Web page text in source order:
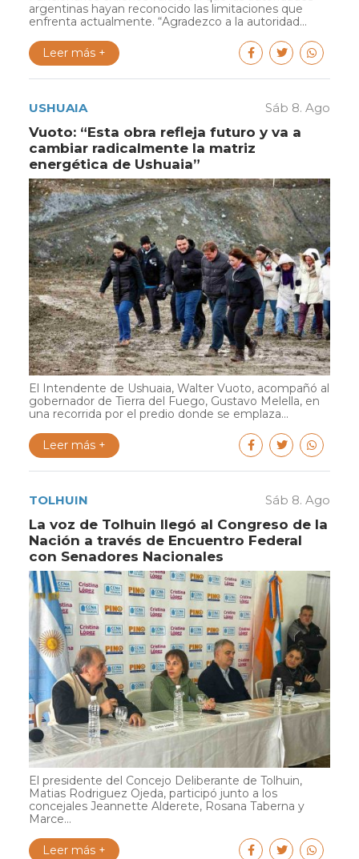
argentinas hayan reconocido las limitaciones que
enfrenta actualmente. “Agradezco a la autoridad...
Leer más +
USHUAIA Sáb 8. Ago
Vuoto: “Esta obra refleja futuro y va a
cambiar radicalmente la matriz
energética de Ushuaia”
El Intendente de Ushuaia, Walter Vuoto, acompañó al
gobernador de Tierra del Fuego, Gustavo Melella, en
una recorrida por el predio donde se emplaza...
Leer más +
TOLHUIN Sáb 8. Ago
La voz de Tolhuin llegó al Congreso de la
Nación a través de Encuentro Federal
con Senadores Nacionales
El presidente del Concejo Deliberante de Tolhuin,
Matias Rodriguez Ojeda, participó junto a los
concejales Jeannette Alderete, Rosana Taberna y
Marce...
Leer más +